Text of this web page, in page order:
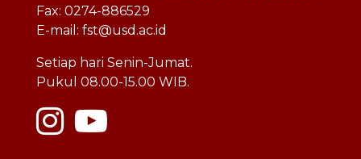
Fax: 0274-886529
E-mail: fst@usd.ac.id
Setiap hari Senin-Jumat.
Pukul 08.00-15.00 WIB.